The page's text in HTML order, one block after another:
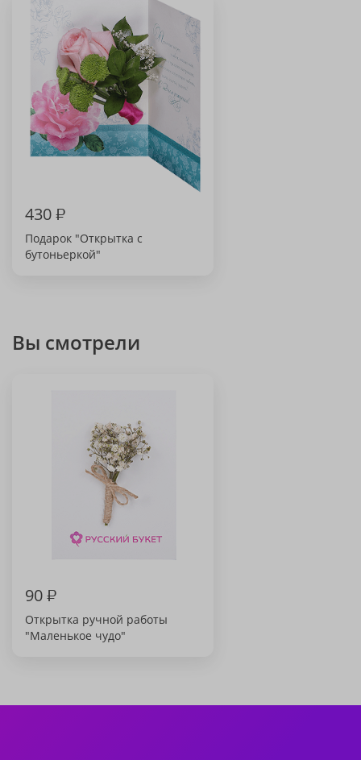
430₽
Подарок "Открытка с
бутоньеркой"
Вы смотрели
90₽
Открытка ручной работы
"Маленькое чудо"